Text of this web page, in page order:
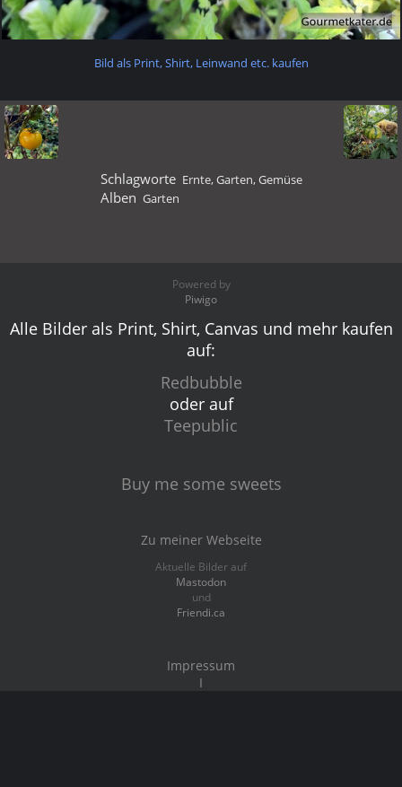
Bild als Print, Shirt, Leinwand etc. kaufen
Schlagworte Ernte,Garten,Gemüse
Alben Garten
Powered by
Piwigo
Alle Bilder als Print, Shirt, Canvas und mehr kaufen
auf:
Redbubble
oder auf
Teepublic
Buy me some sweets
Zu meiner Webseite
Aktuelle Bilder auf
Mastodon
und
Friendi.ca
Impressum
I